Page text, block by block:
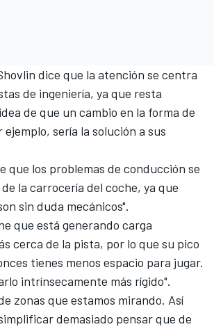
dice que la atención se centra
de ingeniería, ya que resta
de que un cambio en la forma de
sería la solución a sus
que los problemas de conducción se
la carrocería del coche, ya que
sin duda mecánicos".
que está generando carga
cerca de la pista, por lo que su pico
tienes menos espacio para jugar.
intrínsecamente más rígido".
zonas que estamos mirando. Así
demasiado pensar que de